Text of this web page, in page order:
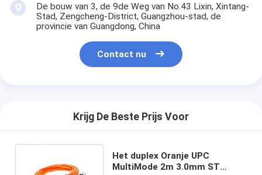
De bouw van 3, de 9de Weg van No.43 Lixin, Xintang-
Stad, Zengcheng-District, Guangzhou-stad, de
provincie van Guangdong, China
Contact nu
Krijg De Beste Prijs Voor
Het duplex Oranje UPC
MultiMode 2m 3.0mm ST